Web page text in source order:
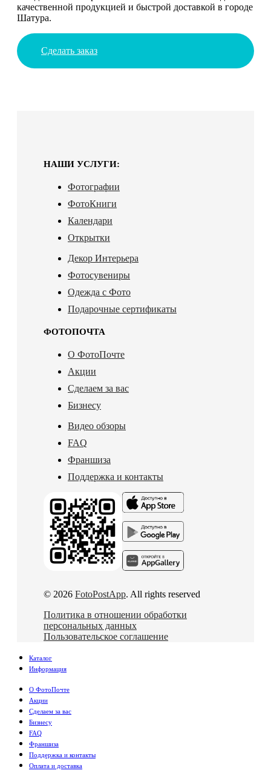
качественной продукцией и быстрой доставкой в городе
Шатура.
Сделать заказ
НАШИ УСЛУГИ:
Фотографии
ФотоКниги
Календари
Открытки
Декор Интерьера
Фотосувениры
Одежда с Фото
Подарочные сертификаты
ФОТОПОЧТА
О ФотоПочте
Акции
Сделаем за вас
Бизнесу
Видео обзоры
FAQ
Франшиза
Поддержка и контакты
© 2026 FotoPostApp. All rights reserved
Политика в отношении обработки
персональных данных
Пользовательское соглашение
Каталог
Информация
О ФотоПочте
Акции
Сделаем за вас
Бизнесу
FAQ
Франшиза
Поддержка и контакты
Оплата и доставка